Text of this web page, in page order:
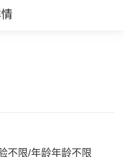
不限/年龄年龄不限